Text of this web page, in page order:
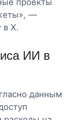
—
в X.
ИИ в
данным